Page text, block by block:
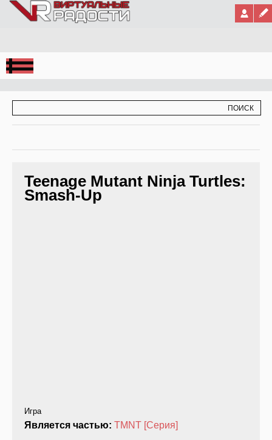
Jump to Navigation
Teenage Mutant Ninja Turtles:
Smash-Up
Игра
Является частью: TMNT [Серия]